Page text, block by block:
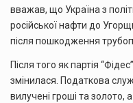
вважав, що Україна з
російської нафти до
після пошкодження
Після того як партія
змінилася. Податкова
вилучені гроші та золото,